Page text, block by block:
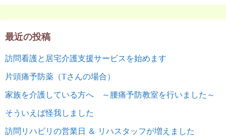
最近の投稿
訪問看護と居宅介護支援サービスを始めます
片頭痛予防薬（Tさんの場合）
家族を介護している方へ ～腰痛予防教室を行いました～
そういえば怪我しました
訪問リハビリの営業日 ＆ リハスタッフが増えました